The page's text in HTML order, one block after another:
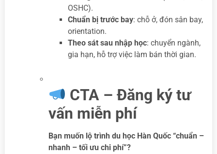
OSHC).
Chuẩn bị trước bay: chỗ ở, đón sân bay,
orientation.
Theo sát sau nhập học: chuyển ngành,
gia hạn, hỗ trợ việc làm bán thời gian.
CTA – Đăng ký tư
vấn miễn phí
Bạn muốn lộ trình du học Hàn Quốc “chuẩn –
nhanh – tối ưu chi phí”?